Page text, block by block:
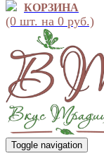
КОРЗИНА
(0 шт. на 0 руб.)
Toggle navigation